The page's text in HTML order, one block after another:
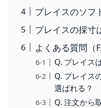
プレイスのソフ
プレイスの採寸
よくある質問（
Q. プレイス
Q. プレイス
選ばれる？
Q. 注文から